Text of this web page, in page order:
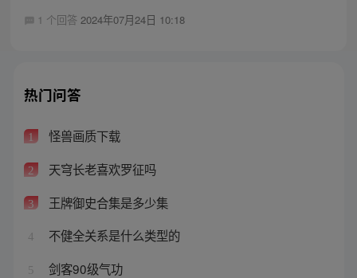
1 个回答 2024年07月24日 10:18
热门问答
1 怪兽画质下载
2 天穹长老喜欢罗征吗
3 王牌御史合集是多少集
4 不健全关系是什么类型的
5 剑客90级气功